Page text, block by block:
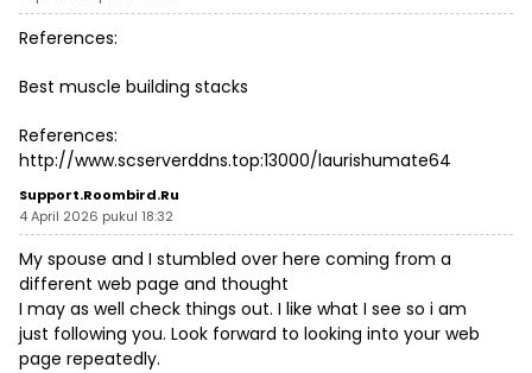
References:
Best muscle building stacks
References:
http://www.scserverddns.top:13000/laurishumate64
Support.roombird.ru
4 April 2026 pukul 18:32
My spouse and I stumbled over here coming from a
different web page and thought
I may as well check things out. I like what I see so i am
just following you. Look forward to looking into your web
page repeatedly.